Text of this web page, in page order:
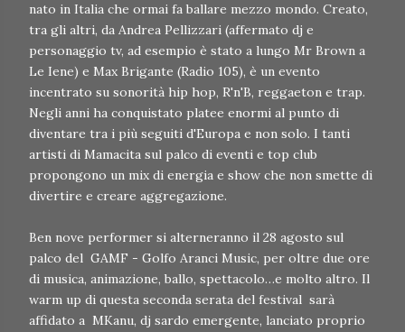
nato in Italia che ormai fa ballare mezzo mondo. Creato,
tra gli altri, da Andrea Pellizzari (affermato dj e
personaggio tv, ad esempio è stato a lungo Mr Brown a
Le Iene) e Max Brigante (Radio 105), è un evento
incentrato su sonorità hip hop, R'n'B, reggaeton e trap.
Negli anni ha conquistato platee enormi al punto di
diventare tra i più seguiti d'Europa e non solo. I tanti
artisti di Mamacita sul palco di eventi e top club
propongono un mix di energia e show che non smette di
divertire e creare aggregazione.
Ben nove performer si alterneranno il 28 agosto sul
palco del GAMF - Golfo Aranci Music, per oltre due ore
di musica, animazione, ballo, spettacolo…e molto altro. Il
warm up di questa seconda serata del festival sarà
affidato a MKanu, dj sardo emergente, lanciato proprio